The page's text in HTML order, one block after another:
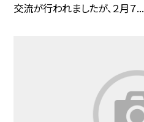
交流が行われましたが、２月７...